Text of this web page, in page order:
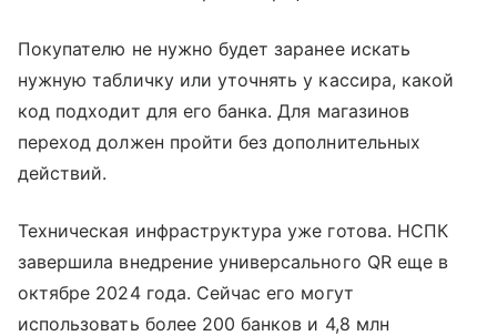
Покупателю не нужно будет заранее искать
нужную табличку или уточнять у кассира, какой
код подходит для его банка. Для магазинов
переход должен пройти без дополнительных
действий.
Техническая инфраструктура уже готова. НСПК
завершила внедрение универсального QR еще в
октябре 2024 года. Сейчас его могут
использовать более 200 банков и 4,8 млн